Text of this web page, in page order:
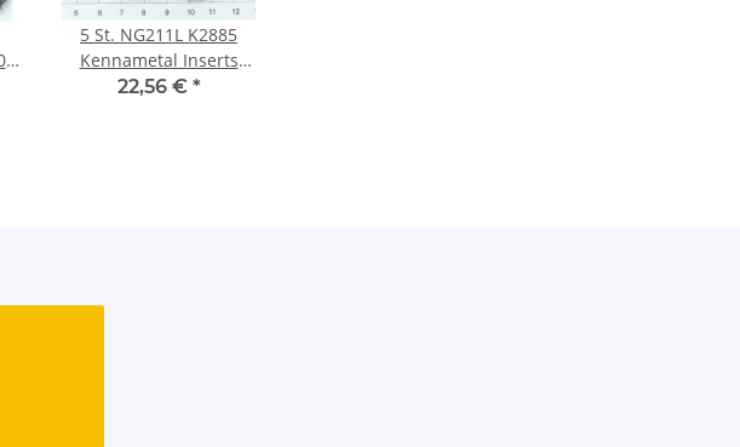
5 St. NG211L K2885
Kennametal Inserts
Wendeplatte NOS .
22,56 € *